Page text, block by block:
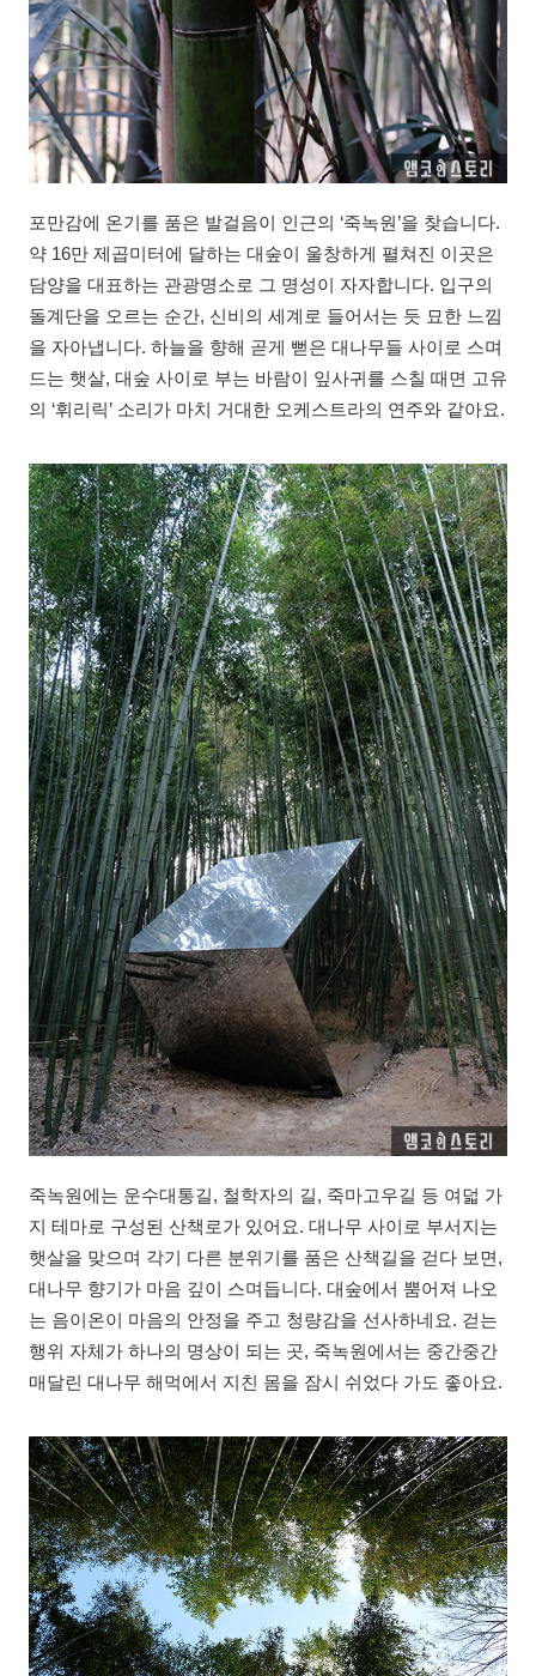
포만감에 온기를 품은 발걸음이 인근의 ‘죽녹원’을 찾습니다.
약 16만 제곱미터에 달하는 대숲이 울창하게 펼쳐진 이곳은
담양을 대표하는 관광명소로 그 명성이 자자합니다. 입구의
돌계단을 오르는 순간, 신비의 세계로 들어서는 듯 묘한 느낌
을 자아냅니다. 하늘을 향해 곧게 뻗은 대나무들 사이로 스며
드는 햇살, 대숲 사이로 부는 바람이 잎사귀를 스칠 때면 고유
의 ‘휘리릭’ 소리가 마치 거대한 오케스트라의 연주와 같아요.
죽녹원에는 운수대통길, 철학자의 길, 죽마고우길 등 여덟 가
지 테마로 구성된 산책로가 있어요. 대나무 사이로 부서지는
햇살을 맞으며 각기 다른 분위기를 품은 산책길을 걷다 보면,
대나무 향기가 마음 깊이 스며듭니다. 대숲에서 뿜어져 나오
는 음이온이 마음의 안정을 주고 청량감을 선사하네요. 걷는
행위 자체가 하나의 명상이 되는 곳, 죽녹원에서는 중간중간
매달린 대나무 해먹에서 지친 몸을 잠시 쉬었다 가도 좋아요.